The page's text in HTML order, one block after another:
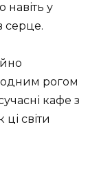
у
серце.
одним рогом
кафе з
світи